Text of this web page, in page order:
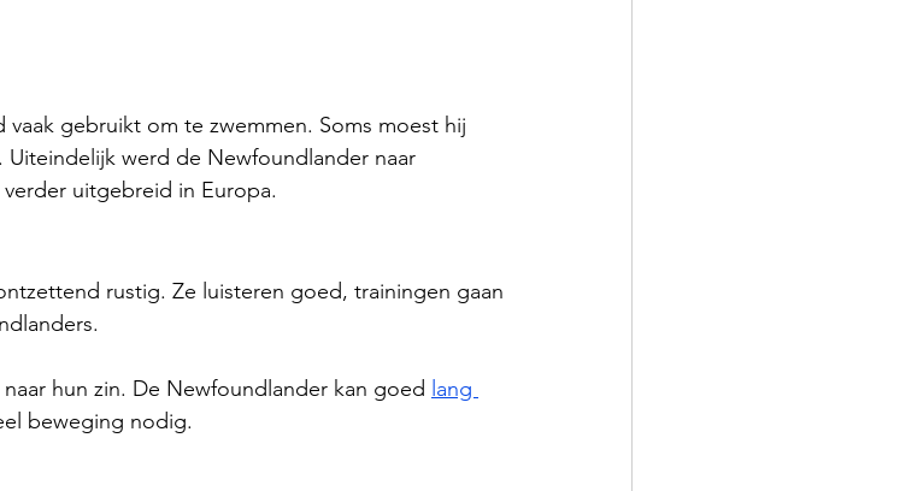
gebruikt om te zwemmen. Soms moest hij
werd de Newfoundlander naar
uitgebreid in Europa.
rustig. Ze luisteren goed, trainingen gaan
hun zin. De Newfoundlander kan goed lang
beweging nodig.